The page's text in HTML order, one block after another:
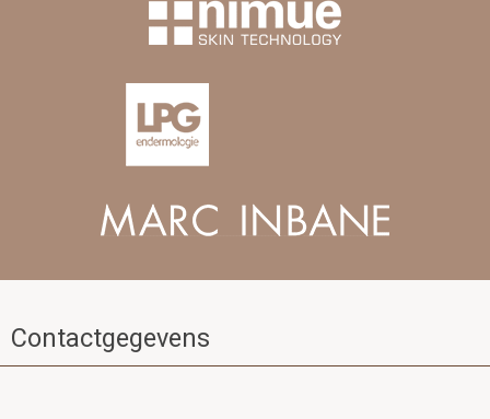
Contactgegevens